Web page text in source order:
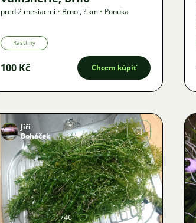
pred 2 mesiacmi • Brno ,? km • Ponuka
Rastliny
100 Kč Chcem kúpiť
Obrázok
Jiří
Boháček
746